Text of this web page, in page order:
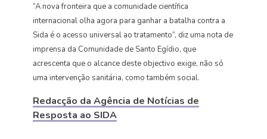
“A nova fronteira que a comunidade científica
internacional olha agora para ganhar a batalha contra a
Sida é o acesso universal ao tratamento”, diz uma nota de
imprensa da Comunidade de Santo Egídio, que
acrescenta que o alcance deste objectivo exige, não só
uma intervenção sanitária, como também social.
Redacção da Agência de Notícias de
Resposta ao SIDA